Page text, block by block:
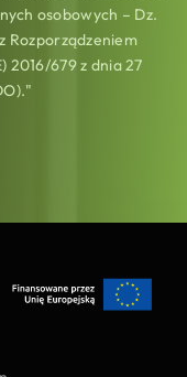
osobowych – Dz.
Rozporządzeniem
2016/679 z dnia 27